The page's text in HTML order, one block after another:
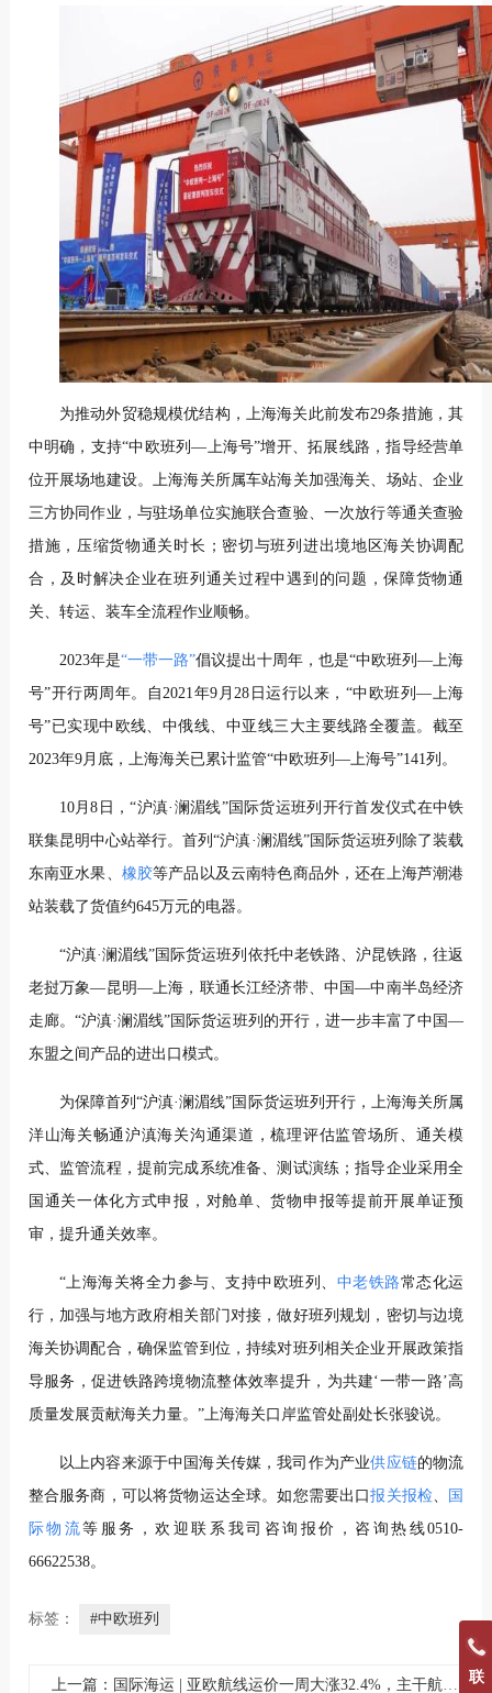
为推动外贸稳规模优结构，上海海关此前发布29条措施，其
中明确，支持“中欧班列—上海号”增开、拓展线路，指导经营单
位开展场地建设。上海海关所属车站海关加强海关、场站、企业
三方协同作业，与驻场单位实施联合查验、一次放行等通关查验
措施，压缩货物通关时长；密切与班列进出境地区海关协调配
合，及时解决企业在班列通关过程中遇到的问题，保障货物通
关、转运、装车全流程作业顺畅。
2023年是“一带一路”倡议提出十周年，也是“中欧班列—上海
号”开行两周年。自2021年9月28日运行以来，“中欧班列—上海
号”已实现中欧线、中俄线、中亚线三大主要线路全覆盖。截至
2023年9月底，上海海关已累计监管“中欧班列—上海号”141列。
10月8日，“沪滇·澜湄线”国际货运班列开行首发仪式在中铁
联集昆明中心站举行。首列“沪滇·澜湄线”国际货运班列除了装载
东南亚水果、 橡胶等产品以及云南特色商品外，还在上海芦潮港
站装载了货值约645万元的电器。
“沪滇·澜湄线”国际货运班列依托中老铁路、沪昆铁路，往返
老挝万象—昆明—上海，联通长江经济带、中国—中南半岛经济
走廊。“沪滇·澜湄线”国际货运班列的开行，进一步丰富了中国—
东盟之间产品的进出口模式。
为保障首列“沪滇·澜湄线”国际货运班列开行，上海海关所属
洋山海关畅通沪滇海关沟通渠道，梳理评估监管场所、通关模
式、监管流程，提前完成系统准备、测试演练；指导企业采用全
国通关一体化方式申报，对舱单、货物申报等提前开展单证预
审，提升通关效率。
“上海海关将全力参与、支持中欧班列、 中老铁路常态化运
行，加强与地方政府相关部门对接，做好班列规划，密切与边境
海关协调配合，确保监管到位，持续对班列相关企业开展政策指
导服务，促进铁路跨境物流整体效率提升，为共建‘一带一路’高
质量发展贡献海关力量。”上海海关口岸监管处副处长张骏说。
以上内容来源于中国海关传媒，我司作为产业供应链的物流
整合服务商，可以将货物运达全球。如您需要出口报关报检
国
际物流等服务，欢迎联系我司咨询报价，咨询热线0510-
66622538。
标签： #中欧班列
联